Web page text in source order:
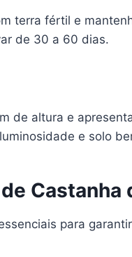
terra fértil e
de 30 a 60 dias.
de altura e
e solo
Castanha
para